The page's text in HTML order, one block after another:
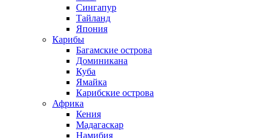
Сингапур
Тайланд
Япония
Карибы
Багамские острова
Доминикана
Куба
Ямайка
Карибские острова
Африка
Кения
Мадагаскар
Намибия